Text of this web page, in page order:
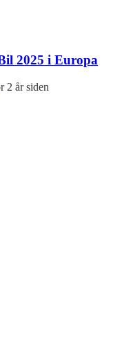
2025 i Europa
2 år siden